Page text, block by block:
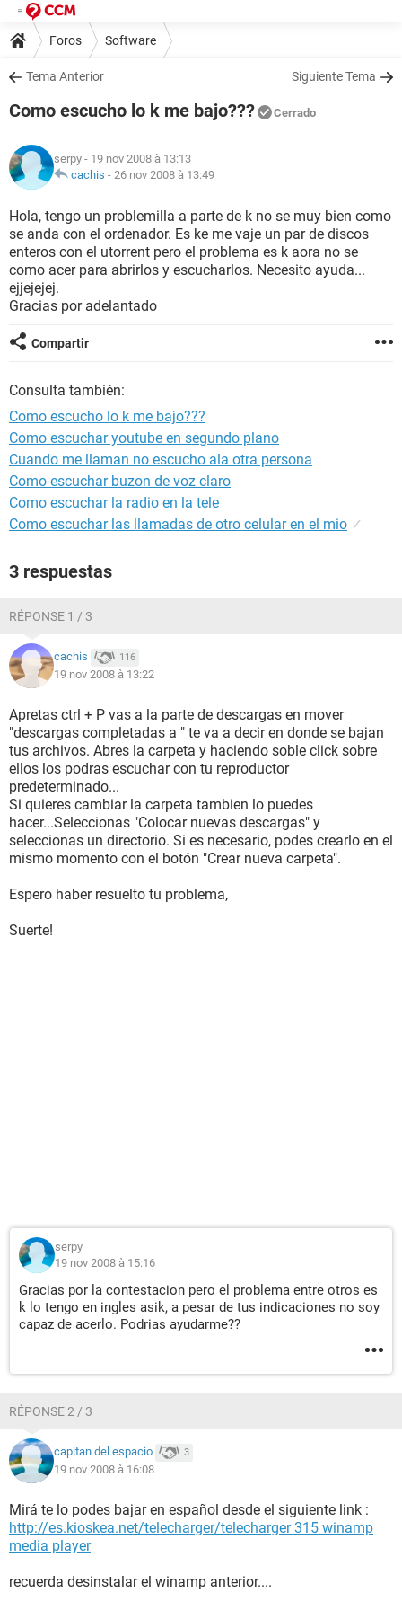
Foros Software
Tema Anterior Siguiente Tema
Como escucho lo k me bajo??? Cerrado
serpy - 19 nov 2008 à 13:13
cachis - 26 nov 2008 à 13:49
Hola, tengo un problemilla a parte de k no se muy bien como
se anda con el ordenador. Es ke me vaje un par de discos
enteros con el utorrent pero el problema es k aora no se
como acer para abrirlos y escucharlos. Necesito ayuda...
ejjejejej.
Gracias por adelantado
Compartir
Consulta también:
Como escucho lo k me bajo???
Como escuchar youtube en segundo plano
Cuando me llaman no escucho ala otra persona
Como escuchar buzon de voz claro
Como escuchar la radio en la tele
Como escuchar las llamadas de otro celular en el mio ✓
3 respuestas
RÉPONSE 1 / 3
cachis 116
19 nov 2008 à 13:22
Apretas ctrl + P vas a la parte de descargas en mover
"descargas completadas a " te va a decir en donde se bajan
tus archivos. Abres la carpeta y haciendo soble click sobre
ellos los podras escuchar con tu reproductor
predeterminado...
Si quieres cambiar la carpeta tambien lo puedes
hacer...Seleccionas "Colocar nuevas descargas" y
seleccionas un directorio. Si es necesario, podes crearlo en el
mismo momento con el botón "Crear nueva carpeta".
Espero haber resuelto tu problema,
Suerte!
serpy
19 nov 2008 à 15:16
Gracias por la contestacion pero el problema entre otros es
k lo tengo en ingles asik, a pesar de tus indicaciones no soy
capaz de acerlo. Podrias ayudarme??
RÉPONSE 2 / 3
capitan del espacio 3
19 nov 2008 à 16:08
Mirá te lo podes bajar en español desde el siguiente link :
http://es.kioskea.net/telecharger/telecharger 315 winamp
media player
recuerda desinstalar el winamp anterior....